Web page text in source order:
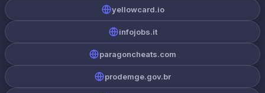
yellowcard.io
infojobs.it
paragoncheats.com
prodemge.gov.br